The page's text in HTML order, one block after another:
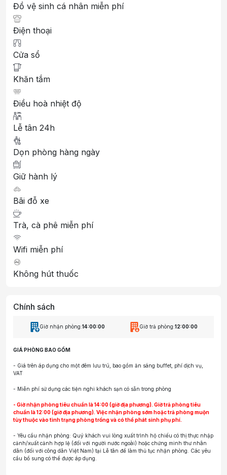
Đồ vệ sinh cá nhân miễn phí
Điện thoại
Cửa sổ
Khăn tắm
Điều hoà nhiệt độ
Lễ tân 24h
Dọn phòng hàng ngày
Giữ hành lý
Bãi đỗ xe
Trà, cà phê miễn phí
Wifi miễn phí
Không hút thuốc
Chính sách
Giờ nhận phòng:14:00:00 Giờ trả phòng:12:00:00
GIÁ PHÒNG BAO GỒM
- Giá trên áp dụng cho một đêm lưu trú, bao gồm ăn sáng buffet, phí dịch vụ,
VAT
- Miễn phí sử dụng các tiện nghi khách sạn có sẵn trong phòng
- Giờ nhận phòng tiêu chuẩn là 14:00 (giờ địa phương). Giờ trả phòng tiêu
chuẩn là 12:00 (giờ địa phương). Việc nhận phòng sớm hoặc trả phòng muộn
tùy thuộc vào tình trạng phòng trống và có thể phát sinh phụ phí.
- Yêu cầu nhận phòng: Quý khách vui lòng xuất trình hộ chiếu có thị thực nhập
cảnh/xuất cảnh hợp lệ (đối với người nước ngoài) hoặc chứng minh thư nhân
dân (đối với công dân Việt Nam) tại Lễ tân để làm thủ tục nhận phòng. Các yêu
cầu bổ sung có thể được áp dụng.